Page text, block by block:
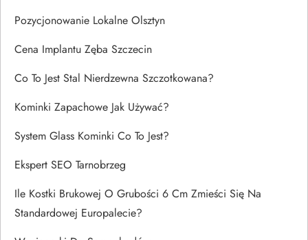
Pozycjonowanie Lokalne Olsztyn
Cena Implantu Zęba Szczecin
Co To Jest Stal Nierdzewna Szczotkowana?
Kominki Zapachowe Jak Używać?
System Glass Kominki Co To Jest?
Ekspert SEO Tarnobrzeg
Ile Kostki Brukowej O Grubości 6 Cm Zmieści Się Na
Standardowej Europalecie?